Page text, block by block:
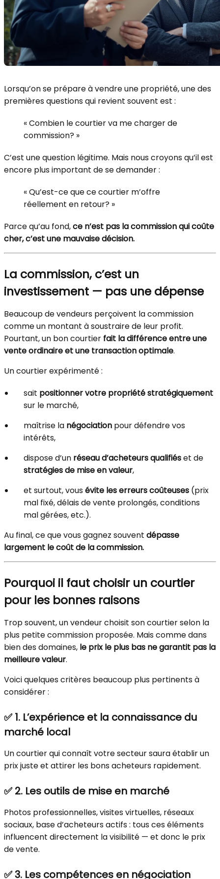
Lorsqu’on se prépare à vendre une propriété, une des
premières questions qui revient souvent est :
« Combien le courtier va me charger de
commission? »
C’est une question légitime. Mais nous croyons qu’il est
encore plus important de se demander :
« Qu’est-ce que ce courtier m’offre
réellement en retour? »
Parce qu’au fond,ce n’est pas la commission qui coûte
cher, c’est une mauvaise décision.
La commission, c’est un
investissement — pas une dépense
Beaucoup de vendeurs perçoivent la commission
comme un montant à soustraire de leur profit.
Pourtant, un bon courtier fait la différence entre une
vente ordinaire et une transaction optimale.
Un courtier expérimenté :
sait positionner votre propriété stratégiquement
sur le marché,
maîtrise la négociation pour défendre vos
intérêts,
dispose d’un réseau d’acheteurs qualifiéset de
stratégies de mise en valeur,
et surtout, vousévite les erreurs coûteuses (prix
mal fixé, délais de vente prolongés, conditions
mal gérées, etc.).
Au final, ce que vous gagnez souvent dépasse
largement le coût de la commission.
Pourquoi il faut choisir un courtier
pour les bonnes raisons
Trop souvent, un vendeur choisit son courtier selon la
plus petite commission proposée. Mais comme dans
bien des domaines, le prix le plus bas ne garantit pas la
meilleure valeur.
Voici quelques critères beaucoup plus pertinents à
considérer :
✅ 1. L’expérience et la connaissance du
marché local
Un courtier qui connaît votre secteur saura établir un
prix juste et attirer les bons acheteurs rapidement.
✅ 2. Les outils de mise en marché
Photos professionnelles, visites virtuelles, réseaux
sociaux, base d’acheteurs actifs : tous ces éléments
influencent directement la visibilité — et donc le prix
de vente.
✅3. Les compétences en négociation